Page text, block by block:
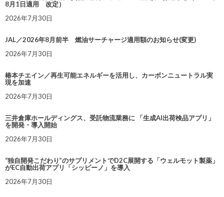
8月1日適用 改定）
2026年7月30日
JAL／2026年8月前半 燃油サーチャージ適用額のお知らせ(変更)
2026年7月30日
椿本チエイン／再生可能エネルギーを活用し、カーボンニュートラル実
現を加速
2026年7月30日
三井倉庫ホールディングス、受託物流業務に 「生成AI出荷検品アプリ」
を開発・導入開始
2026年7月30日
“独自開発こだわり”のサプリメントでD2C展開する「ウェルモット製薬」
がEC自動出荷アプリ「シッピーノ」を導入
2026年7月30日